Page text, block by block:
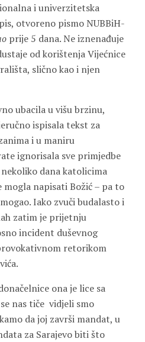
i univerzitetska
otvoreno pismo NUBBiH-
prije 5 dana. Ne iznenađuje
od korištenja Vijećnice
slično kao i njen
ubacila u višu brzinu,
ispisala tekst za
i u maniru
ignorisala sve primjedbe
dana katolicima
mogla napisati Božić – pa to
Iako zvuči budalasto i
zatim je prijetnju
incident duševnog
retorikom
ona je lice sa
nas tiče vidjeli smo
da joj završi mandat, u
za Sarajevo biti što